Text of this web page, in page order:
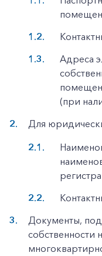
Адреса
(при
Для
Документы,